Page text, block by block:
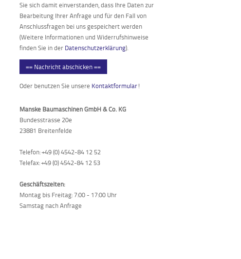
Sie sich damit einverstanden, dass Ihre Daten zur
Bearbeitung Ihrer Anfrage und für den Fall von
Anschlussfragen bei uns gespeichert werden
(Weitere Informationen und Widerrufshinweise
finden Sie in der Datenschutzerklärung).
== Nachricht abschicken ==
Oder benutzen Sie unsere Kontaktformular!
Manske Baumaschinen GmbH & Co. KG
Bundesstrasse 20e
23881 Breitenfelde
Telefon: +49 (0) 4542-84 12 52
Telefax: +49 (0) 4542-84 12 53
Geschäftszeiten:
Montag bis Freitag: 7:00 - 17:00 Uhr
Samstag nach Anfrage